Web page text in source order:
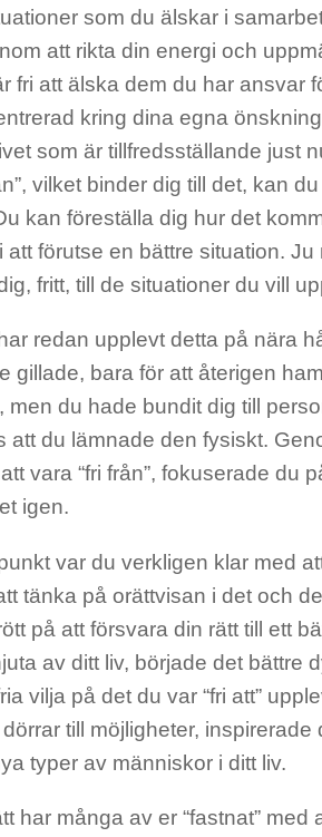
som du älskar i
att rikta din energi och
fri att älska dem du har ansvar
kring dina egna
som är tillfredsställande just
vilket binder dig till det, kan
kan föreställa dig hur det
att förutse en bättre situation.
fritt, till de situationer du vill
redan upplevt detta på nära
gillade, bara för att återigen
men du hade bundit dig till
att du lämnade den fysiskt.
vara “fri från”, fokuserade du
igen.
var du verkligen klar med
tänka på orättvisan i det och
på att försvara din rätt till ett
av ditt liv, började det bättre
vilja på det du var “fri att”
till möjligheter,
typer av människor i ditt liv.
har många av er “fastnat”